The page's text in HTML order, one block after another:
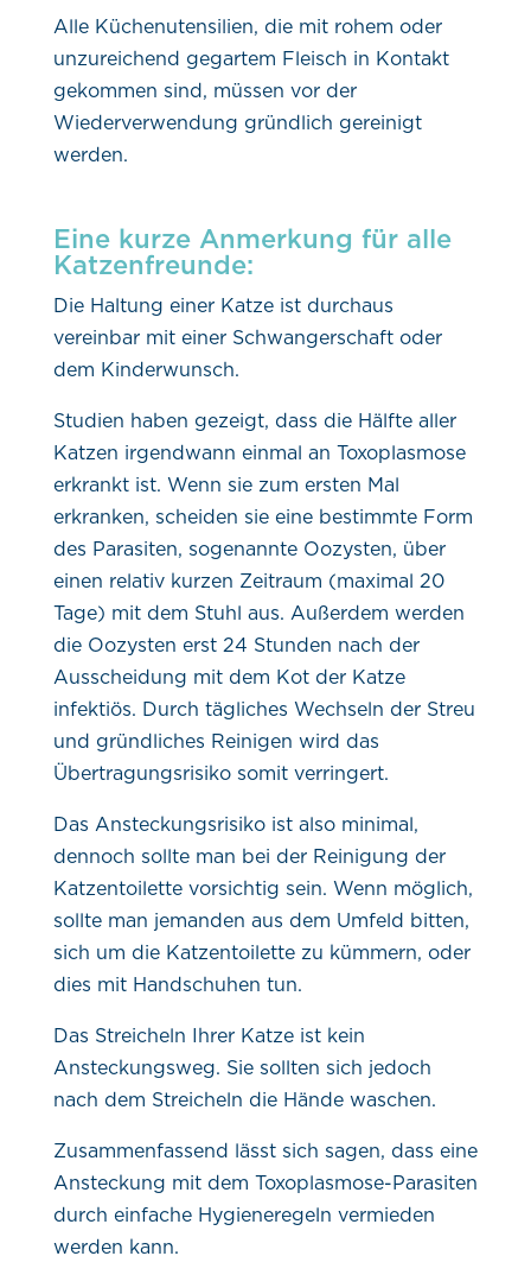
Alle Küchenutensilien, die mit rohem oder
unzureichend gegartem Fleisch in Kontakt
gekommen sind, müssen vor der
Wiederverwendung gründlich gereinigt
werden.
Eine kurze Anmerkung für alle
Katzenfreunde:
Die Haltung einer Katze ist durchaus
vereinbar mit einer Schwangerschaft oder
dem Kinderwunsch.
Studien haben gezeigt, dass die Hälfte aller
Katzen irgendwann einmal an Toxoplasmose
erkrankt ist. Wenn sie zum ersten Mal
erkranken, scheiden sie eine bestimmte Form
des Parasiten, sogenannte Oozysten, über
einen relativ kurzen Zeitraum (maximal 20
Tage) mit dem Stuhl aus. Außerdem werden
die Oozysten erst 24 Stunden nach der
Ausscheidung mit dem Kot der Katze
infektiös. Durch tägliches Wechseln der Streu
und gründliches Reinigen wird das
Übertragungsrisiko somit verringert.
Das Ansteckungsrisiko ist also minimal,
dennoch sollte man bei der Reinigung der
Katzentoilette vorsichtig sein. Wenn möglich,
sollte man jemanden aus dem Umfeld bitten,
sich um die Katzentoilette zu kümmern, oder
dies mit Handschuhen tun.
Das Streicheln Ihrer Katze ist kein
Ansteckungsweg. Sie sollten sich jedoch
nach dem Streicheln die Hände waschen.
Zusammenfassend lässt sich sagen, dass eine
Ansteckung mit dem Toxoplasmose-Parasiten
durch einfache Hygieneregeln vermieden
werden kann.